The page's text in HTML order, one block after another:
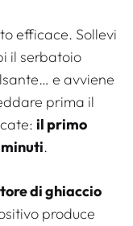
efficace. Sollevi
il serbatoio
e avviene
prima il
il primo
.
di ghiaccio
produce